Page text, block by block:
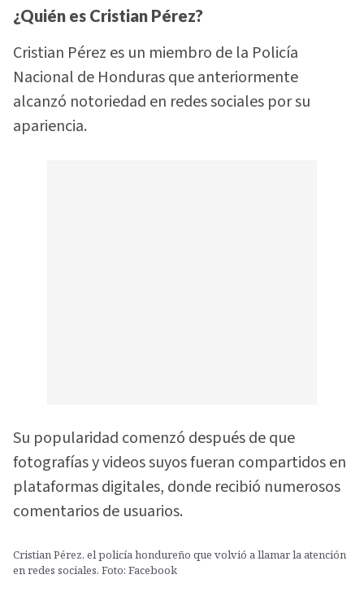
¿Quién es Cristian Pérez?
Cristian Pérez es un miembro de la Policía
Nacional de Honduras que anteriormente
alcanzó notoriedad en redes sociales por su
apariencia.
Su popularidad comenzó después de que
fotografías y videos suyos fueran compartidos en
plataformas digitales, donde recibió numerosos
comentarios de usuarios.
Cristian Pérez, el policía hondureño que volvió a llamar la atención
en redes sociales. Foto: Facebook